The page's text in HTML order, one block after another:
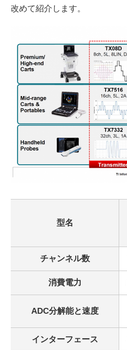
改めて紹介します。
型名
チャンネル数
消費電力
ADC分解能と速度
インターフェース